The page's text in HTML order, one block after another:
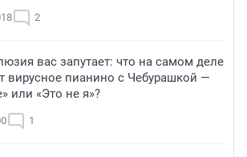
2
вас запутает: что на самом деле
вирусное пианино с Чебурашкой —
или «Это не я»?
1